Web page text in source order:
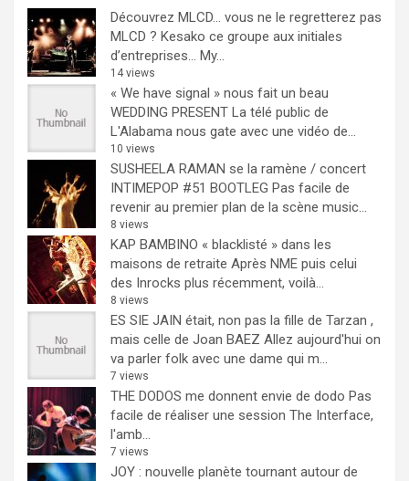
Découvrez MLCD… vous ne le regretterez pas
MLCD ? Kesako ce groupe aux initiales
d’entreprises… My...
14 views
« We have signal » nous fait un beau
WEDDING PRESENT La télé public de
L'Alabama nous gate avec une vidéo de...
10 views
SUSHEELA RAMAN se la ramène / concert
INTIMEPOP #51 BOOTLEG Pas facile de
revenir au premier plan de la scène music...
8 views
KAP BAMBINO « blacklisté » dans les
maisons de retraite Après NME puis celui
des Inrocks plus récemment, voilà...
8 views
ES SIE JAIN était, non pas la fille de Tarzan ,
mais celle de Joan BAEZ Allez aujourd'hui on
va parler folk avec une dame qui m...
7 views
THE DODOS me donnent envie de dodo Pas
facile de réaliser une session The Interface,
l'amb...
7 views
JOY : nouvelle planète tournant autour de